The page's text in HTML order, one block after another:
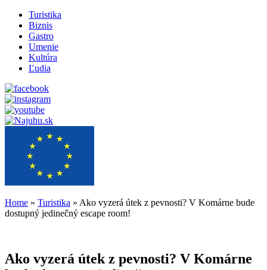
Turistika
Biznis
Gastro
Umenie
Kultúra
Ľudia
Home » Turistika » Ako vyzerá útek z pevnosti? V Komárne bude
dostupný jedinečný escape room!
Ako vyzerá útek z pevnosti? V Komárne